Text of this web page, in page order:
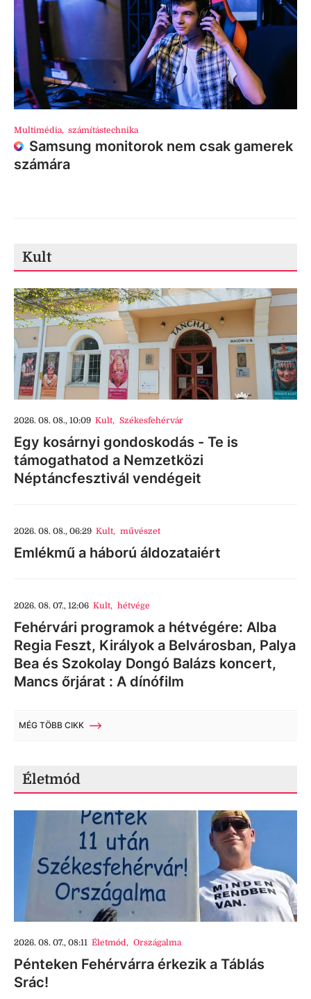
Multimédia, számítástechnika
Samsung monitorok nem csak gamerek
számára
Kult
2026. 08. 08., 10:09 Kult, Székesfehérvár
Egy kosárnyi gondoskodás - Te is
támogathatod a Nemzetközi
Néptáncfesztivál vendégeit
2026. 08. 08., 06:29 Kult, művészet
Emlékmű a háború áldozataiért
2026. 08. 07., 12:06 Kult, hétvége
Fehérvári programok a hétvégére: Alba
Regia Feszt, Királyok a Belvárosban, Palya
Bea és Szokolay Dongó Balázs koncert,
Mancs őrjárat : A dínófilm
MÉG TÖBB CIKK
Életmód
2026. 08. 07., 08:11 Életmód, Országalma
Pénteken Fehérvárra érkezik a Táblás
Srác!